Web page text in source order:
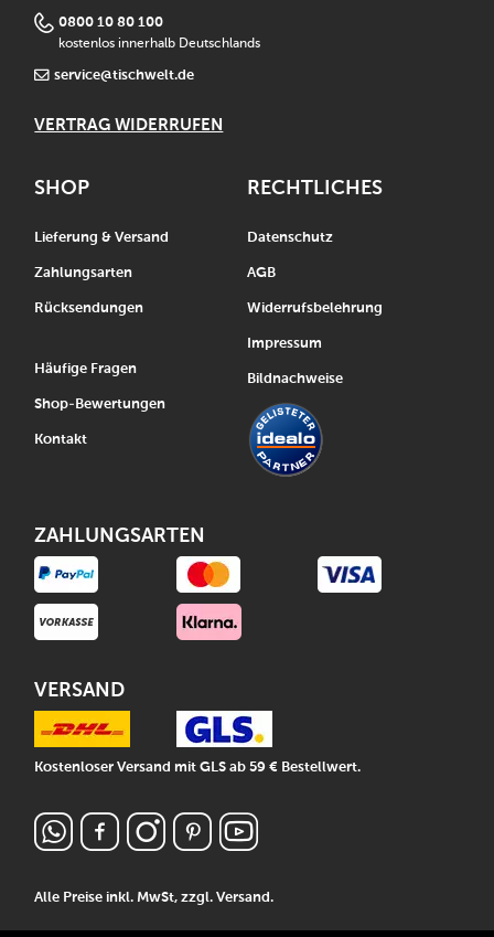
0800 10 80 100
kostenlos innerhalb Deutschlands
service@tischwelt.de
VERTRAG WIDERRUFEN
SHOP
Lieferung & Versand
Zahlungsarten
Rücksendungen
Häufige Fragen
Shop-Bewertungen
Kontakt
Alle Preise inkl. MwSt, zzgl.Versand.
RECHTLICHES
Datenschutz
AGB
Widerrufsbelehrung
Impressum
Bildnachweise
ZAHLUNGSARTEN
VERSAND
Kostenloser Versand mit GLS ab 59 € Bestellwert.